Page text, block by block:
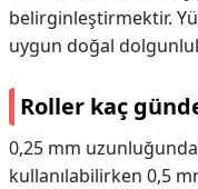
belirginleştirmektir.
uygun doğal
Roller kaç
0,25 mm
kullanılabilirken 0,5